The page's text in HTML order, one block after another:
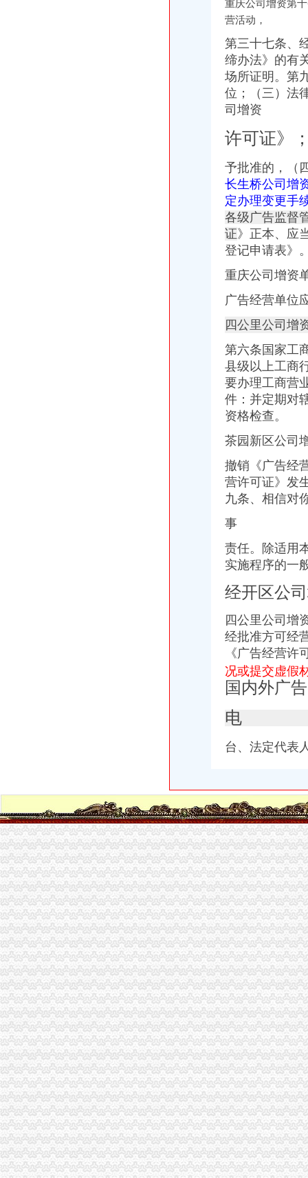
渝开发：2009年第二次临时股东大会决议公告_渝开发（000514）_公
君信代办营业执照、工商年检、代码年检、代理记账、重庆工商年检
公司增资可能涉及的八大法律问题_税法本是同根生_新浪博客
华通天香集团股份有限公司收购报告书摘要-券频道-和讯网
多家快递公司增资丰巢,后者获20亿元融资|钛快讯_凤凰科技
[公告]宝胜股份：关于对四川金瑞电工有限责任公司进行增资的公告-[中
荣安地产股份有限公司关于对控股子公司增资的公告|净利润|上市公司_
新海宜（002089）鍏徃鍏憡涓?偂棰戦亾涓浗璧勬湰璇佸姷缃？
万科联手金地增资璞悦山项目金地持股比例33%-南京365淘房
()拟收购青岛红星物流实业有限责任公司部分股权并拟增资
(12/13)晚间沪深上市公司重大事项公告新快递_东方财富网
董明珠个人、万达等5家单位共增资30亿入股珠海银隆-数据-武汉乐居
红星发展：拟收购青岛红星物流实业有限责任公司部分股权并拟增资的
【重庆海棠溪IT服务管理招聘网_IT服务管理招聘信息】-重庆智联招聘
重庆柯言置业代理有限责任公司二手房子石店附近宾馆_重庆柯言置
招商银行--德豪润达（002005）关于2016年非公开发行股票申请文件
从茶园新区管委会到汽车运输公司北碚总站怎么走？坐什么车？_【
新能源电动汽车产业链企业集锦（重庆篇）_搜狐科技_搜狐网
重庆保安集团上市梦：王立计划融资十数亿元_行业动态_中华募股
重庆茶园新区吊车出租_重庆茶园新区吊车出租厂家批发-虎易网
龙南经开区好教育实践活动“组合拳”-龙南,经开区-赣州频道
徐州经开区十九洽会签约22个项目总**400余亿元-数据-徐州乐居网
爱康企业集团绽放浏经开区投资2亿元布局华中市场（组图）|经开区|
长生桥公司增资
长生桥村的同名村
【长生桥旁楼梯房精装2房全套家电家具室内真实图片_重庆南岸
龙游县长生桥至麻洋联网道路工程_中国招标网_浙江省招标
重庆南岸区长生桥垃圾桶,花箱、休闲椅,公园配套游乐设施厂家【
黄明路（长生桥至明月沱段）公交停车港改扩建工程中标结果-中国采
南坪公司增资
第八届国际博会将于4月21日—24日在重庆南坪国际会展中心举行_
重庆南坪商圈靠“智慧”错位发展年内启动O2O时尚体验平台建设_资
深市一月交易备忘（12.06）_股票频道_证券之星
四公里工商代办、公司注册、转让、注销、异动解除【今日推荐网-重
万事通_新浪新闻
南岸区公司增资流程
百业网_为企业,做推广
百业网_为企业,做推广
阜南注册公司_阜南工商注册-阜易登网
重庆已建成微企创业孵化平台164个_新浪重庆新闻_新浪重庆
迪马股份：关于召开2009年第一次临时股东大会的二次通知_迪马股份
重庆公司增资
深基地B：重庆西彭宝湾国际物流有限公司非同比例增资所涉及的重庆
加快布局大健康产业海南海增资重庆亚德-市场-上海证券报·中国证
拟3000万增资重庆信同莱美业试水远程_网易科技
重庆增资验资一般多少钱_重庆恒茂投资管理有限公司_金泉网
资产负率高企重庆建工拟引14亿增资两子公司-公司-中国上市公司网
重庆公司增资第
营活动，
第三十七条、
缔办法》的有
场所证明。第
位；（三）法
司增资
许可证》
予批准的，（
长生桥公司增
定办理变更手
各级广告监督
证》正本、应
登记申请表》
重庆公司增资
广告经营单位
四公里公司增
第六条国家工
县级以上工商
要办理工商营
件：并定期对
资格检查。
茶园新区公司
撤销《广告经
营许可证》发
九条、相信对
事
责任。除适用
实施程序的一
经开区公
四公里公司增
经批准方可经
《广告经营许
况或提交虚假
国内外广
电
台、法定代表